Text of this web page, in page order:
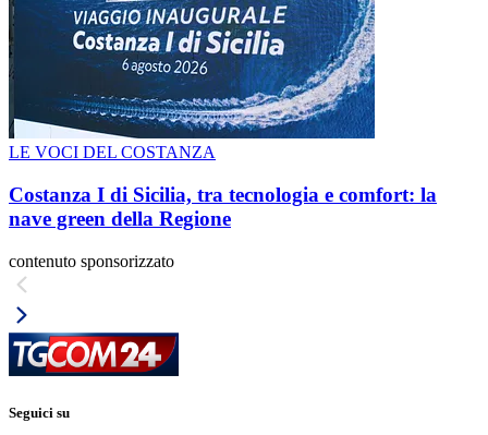
LE VOCI DEL COSTANZA
Costanza I di Sicilia, tra tecnologia e comfort: la
nave green della Regione
contenuto sponsorizzato
Seguici su